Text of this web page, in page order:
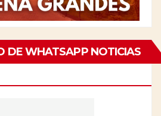
DE WHATSAPP NOTICIAS